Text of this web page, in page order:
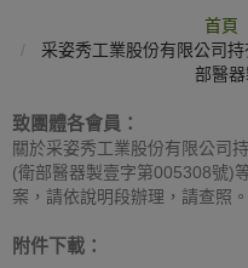
首頁
采姿秀工業股份有限公司
部醫器
致團體各會員：​
關於采姿秀工業股份有限公司
(衛部醫器製壹字第005308號)
案，請依說明段辦理，請查照。
附件下載：